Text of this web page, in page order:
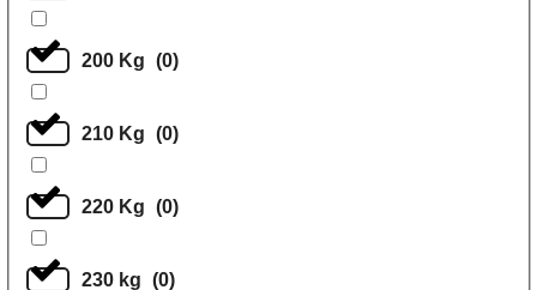
200 Kg (0)
210 Kg (0)
220 Kg (0)
230 kg (0)